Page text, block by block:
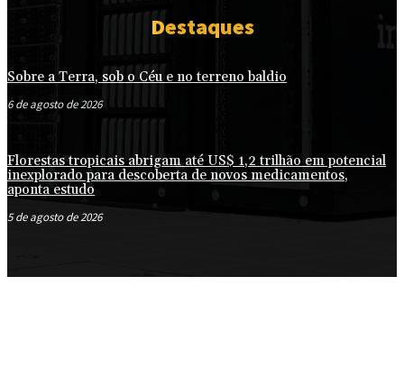
Destaques
Sobre a Terra, sob o Céu e no terreno baldio
6 de agosto de 2026
Florestas tropicais abrigam até US$ 1,2 trilhão em potencial
inexplorado para descoberta de novos medicamentos,
aponta estudo
5 de agosto de 2026